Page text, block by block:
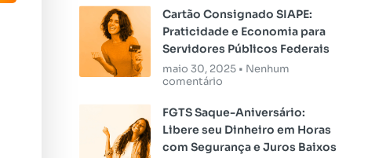
Cartão Consignado SIAPE:
Praticidade e Economia para
Servidores Públicos Federais
maio 30, 2025
Nenhum
comentário
FGTS Saque-Aniversário:
Libere seu Dinheiro em Horas
com Segurança e Juros Baixos